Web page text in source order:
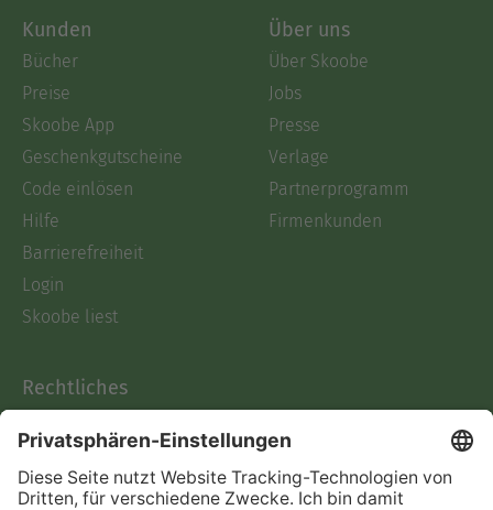
Kunden
Bücher
Preise
Skoobe App
Geschenkgutscheine
Code einlösen
Hilfe
Barrierefreiheit
Login
Skoobe liest
Über uns
Über Skoobe
Jobs
Presse
Verlage
Partnerprogramm
Firmenkunden
Rechtliches
AGB
Informationen nach Data